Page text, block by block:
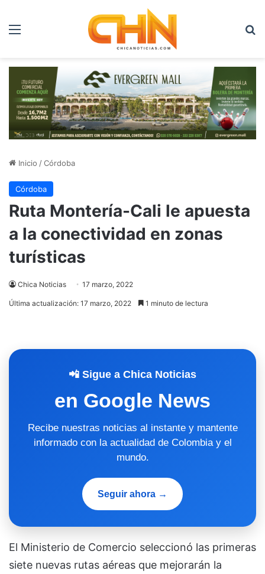
Menú
Inicio /Córdoba
Córdoba
Ruta Montería-Cali le apuesta
a la conectividad en zonas
turísticas
Chica Noticias 17 marzo, 2022
Última actualización: 17 marzo, 2022 1 minuto de lectura
📲 Sigue a Chica Noticias
en Google News
Recibe nuestras noticias al instante y mantente
informado con la actualidad de Colombia y el
mundo.
Seguir ahora →
El Ministerio de Comercio seleccionó las primeras
siete nuevas rutas aéreas que mejorarán la